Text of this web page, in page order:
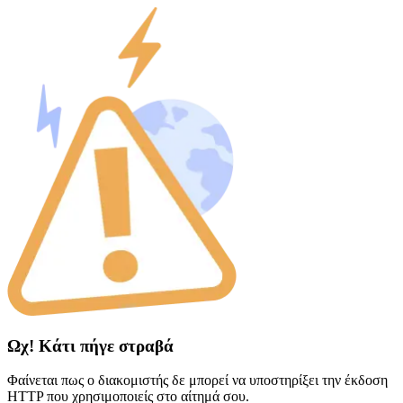
Ωχ! Κάτι πήγε στραβά
Φαίνεται πως ο διακομιστής δε μπορεί να υποστηρίξει την έκδοση
HTTP που χρησιμοποιείς στο αίτημά σου.